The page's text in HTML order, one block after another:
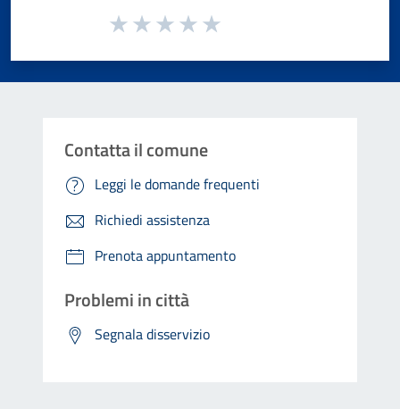
Valuta da 1 a 5 stelle la pagina
Contatta il comune
Leggi le domande frequenti
Richiedi assistenza
Prenota appuntamento
Problemi in città
Segnala disservizio